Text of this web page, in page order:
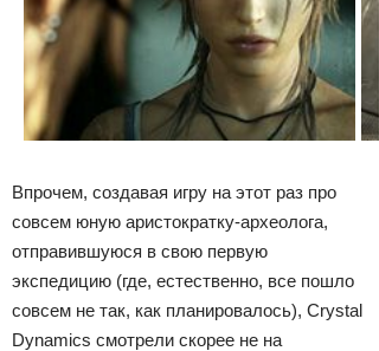
Впрочем, создавая игру на этот раз про
совсем юную аристократку-археолога,
отправившуюся в свою первую
экспедицию (где, естественно, все пошло
совсем не так, как планировалось), Crystal
Dynamics смотрели скорее не на